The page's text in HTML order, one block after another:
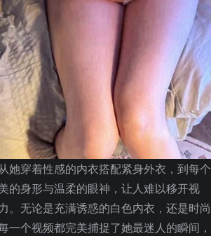
她穿着性感的内衣搭配紧身外衣，到每个
的身形与温柔的眼神，让人难以移开视
。无论是充满诱惑的白色内衣，还是时尚
个视频都完美捕捉了她最迷人的瞬间，